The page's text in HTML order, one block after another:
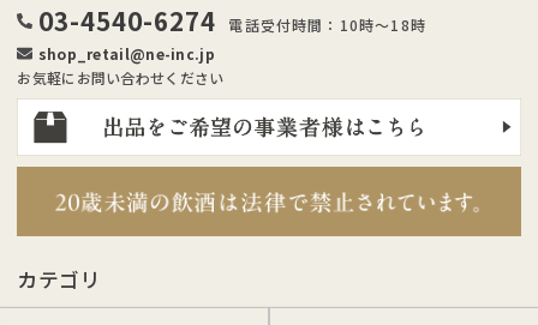
03-4540-6274
電話受付時間：10時～18時
shop_retail@ne-inc.jp
お気軽にお問い合わせください
カテゴリ